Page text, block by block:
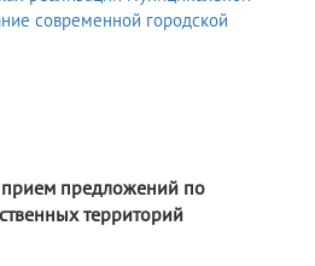
современной городской
прием предложений по
территорий